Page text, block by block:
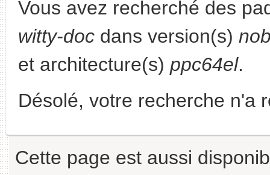
Vous avez recherché des
witty-doc dans version(s)
et architecture(s) ppc64el.
Désolé, votre recherche n'a
Cette page est aussi